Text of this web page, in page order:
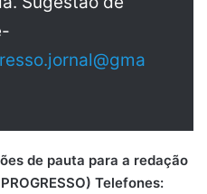
de pauta para a redação
Telefones: